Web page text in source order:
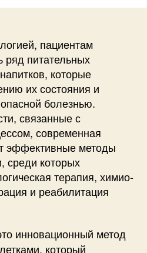
пациентам
ряд питательных
которые
их состояния и
болезнью.
связанные с
современная
эффективные методы
среди которых
терапия, химио-
и реабилитация
инновационный метод
который